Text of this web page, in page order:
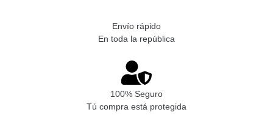
Envío rápido
En toda la república
100% Seguro
Tú compra está protegida